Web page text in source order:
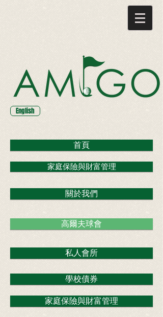
English
首頁
家庭保險與財富管理
關於我們
高爾夫球會
私人會所
學校債券
家庭保險與財富管理